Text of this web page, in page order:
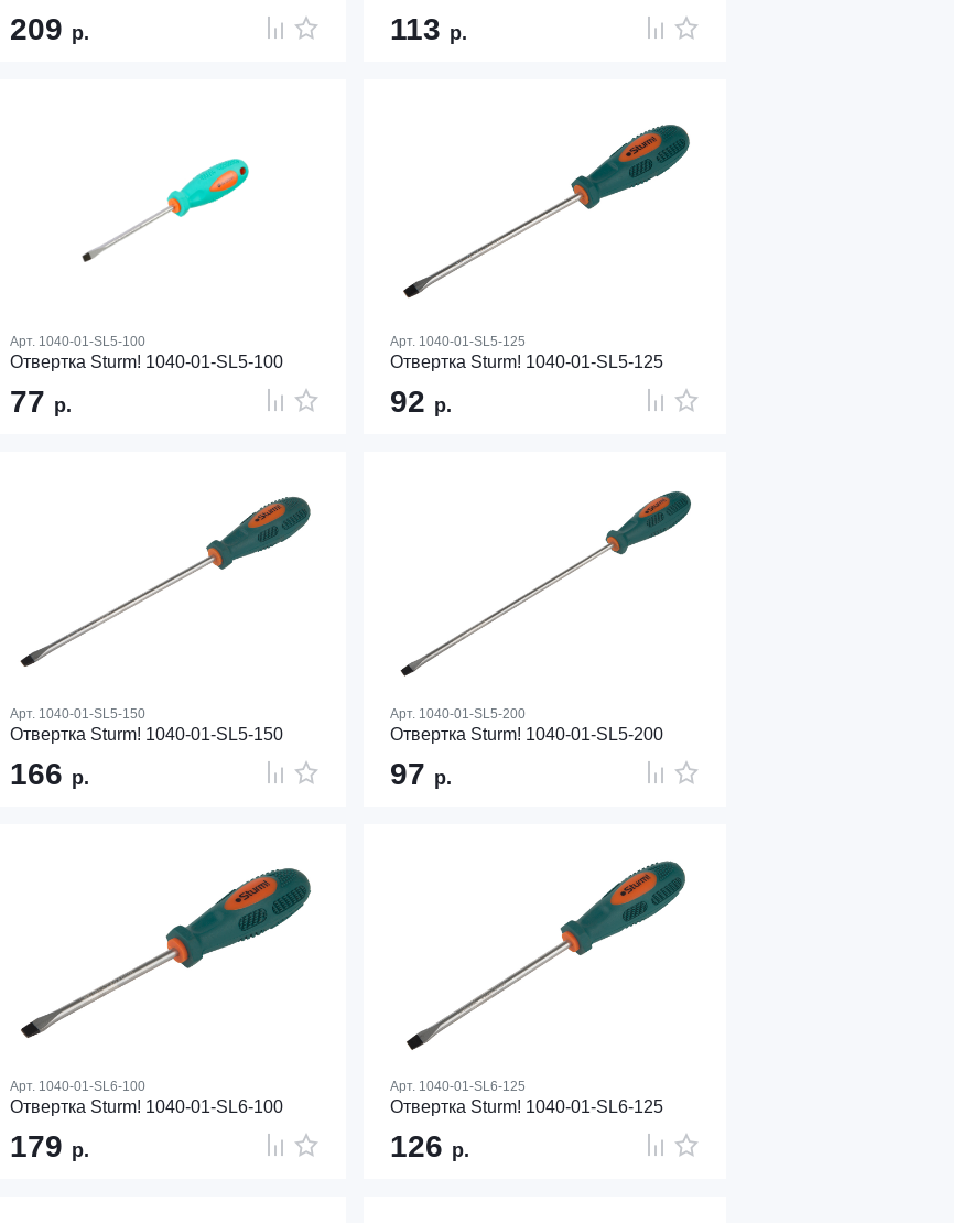
209 р. 113 р.
Арт. 1040-01-SL5-100
Отвертка Sturm! 1040-01-SL5-100
77 р.
Арт. 1040-01-SL5-125
Отвертка Sturm! 1040-01-SL5-125
92 р.
Арт. 1040-01-SL5-150
Отвертка Sturm! 1040-01-SL5-150
166 р.
Арт. 1040-01-SL5-200
Отвертка Sturm! 1040-01-SL5-200
97 р.
Арт. 1040-01-SL6-100
Отвертка Sturm! 1040-01-SL6-100
179 р.
Арт. 1040-01-SL6-125
Отвертка Sturm! 1040-01-SL6-125
126 р.